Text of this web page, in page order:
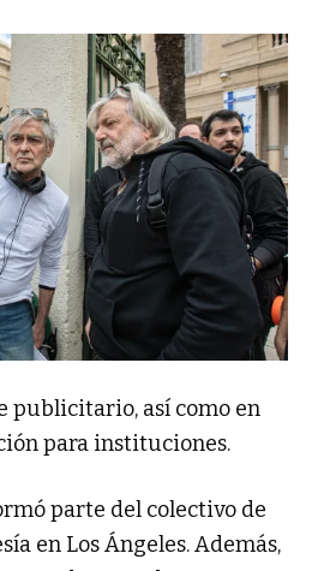
publicitario, así como en
para instituciones.
parte del colectivo de
en Los Ángeles. Además,